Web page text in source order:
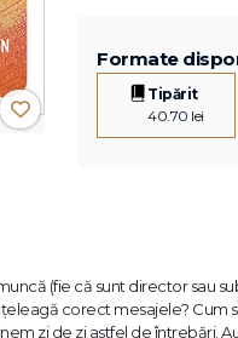
Formate
Tipărit
40.70 lei
(fie că sunt director sau
corect mesajele?
zi de zi astfel de întrebări.